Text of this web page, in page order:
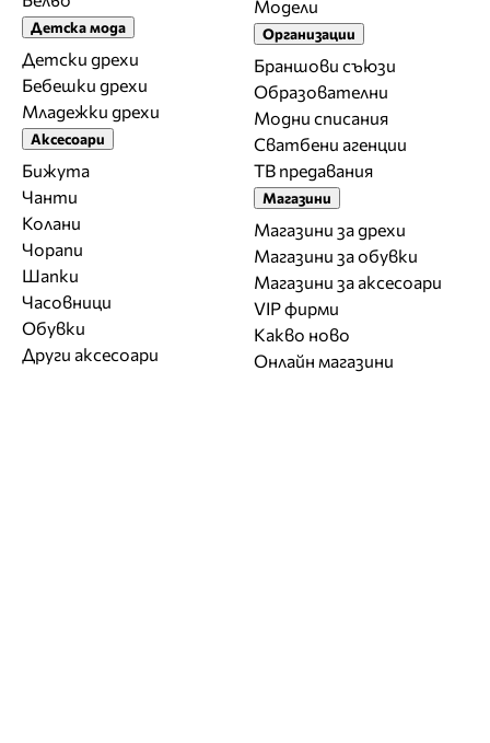
Детска мода
Детски дрехи
Бебешки дрехи
Младежки дрехи
Аксесоари
Бижута
Чанти
Колани
Чорапи
Шапки
Часовници
Обувки
Други аксесоари
Модели
Организации
Браншови съюзи
Образователни
Модни списания
Сватбени агенции
ТВ предавания
Магазини
Магазини за дрехи
Магазини за обувки
Магазини за aксесоари
VIP фирми
Какво ново
Онлайн магазини